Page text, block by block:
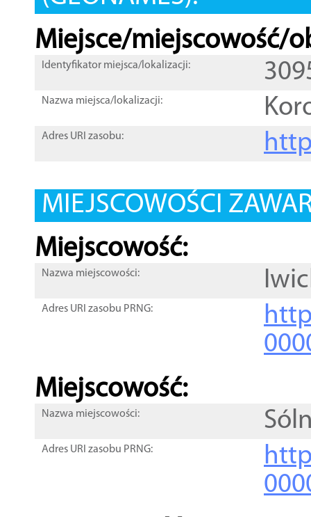
Miejsce/miejscowość/
Identyfikator miejsca/lokalizacji:
Nazwa miejsca/lokalizacji:
Adres URI zasobu:
MIEJSCOWOŚCI
Miejscowość:
Nazwa miejscowości:
Adres URI zasobu PRNG:
Miejscowość:
Nazwa miejscowości:
Adres URI zasobu PRNG: